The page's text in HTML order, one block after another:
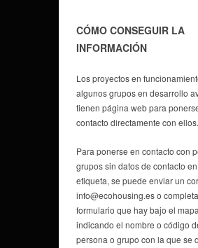
CÓMO CONSEGUIR LA
INFORMACIÓN
Los proyectos en
algunos grupos en desarrollo
tienen página web para
contacto directamente con ellos.
Para ponerse en contacto con
grupos sin datos de contacto
etiqueta, se puede enviar un
info@ecohousing.es o
formulario que hay bajo el
indicando el nombre o código
persona o grupo con la que se